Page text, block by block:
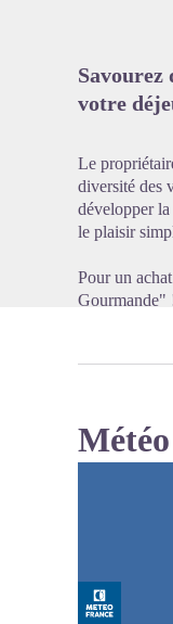
Savourez
votre
Le
diversité des
développer
le plaisir
Pour un
Gourmande"
Météo